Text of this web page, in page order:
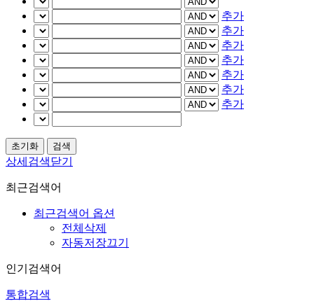
추가
추가
추가
추가
추가
추가
추가
상세검색닫기
최근검색어
최근검색어 옵션
전체삭제
자동저장끄기
인기검색어
통합검색